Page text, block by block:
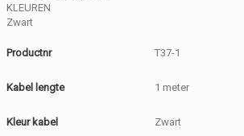
KLEUREN
Zwart
Productnr T37-1
Kabel lengte 1 meter
Kleur kabel Zwart